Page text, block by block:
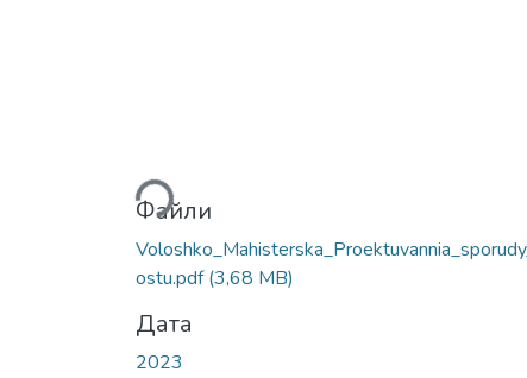
Вантажиться...
Файли
ostu.pdf(3,68 MB)
Дата
2023